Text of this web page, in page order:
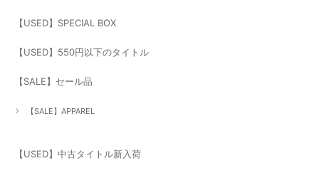
【USED】SPECIAL BOX
【USED】550円以下のタイトル
【SALE】セール品
【SALE】APPAREL
【USED】中古タイトル新入荷